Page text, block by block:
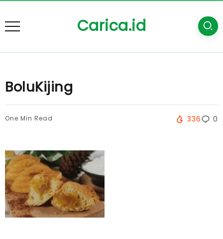
Carica.id
BoluKijing
One Min Read 336 0